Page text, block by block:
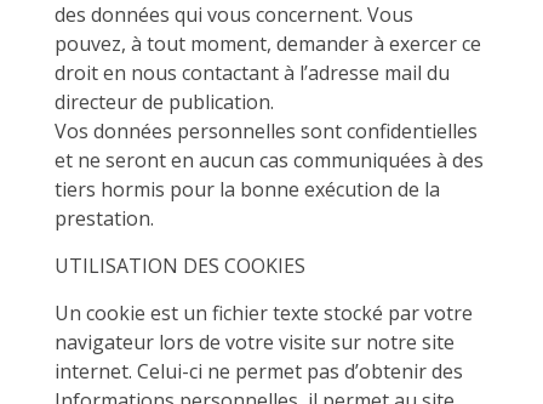
des données qui vous concernent. Vous
pouvez, à tout moment, demander à exercer ce
droit en nous contactant à l’adresse mail du
directeur de publication.
Vos données personnelles sont confidentielles
et ne seront en aucun cas communiquées à des
tiers hormis pour la bonne exécution de la
prestation.
UTILISATION DES COOKIES
Un cookie est un fichier texte stocké par votre
navigateur lors de votre visite sur notre site
internet. Celui-ci ne permet pas d’obtenir des